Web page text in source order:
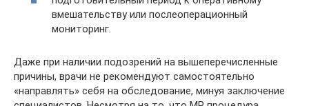
вмешательству или послеоперационный
мониторинг.
Даже при наличии подозрений на вышеперечисленные
причины, врачи не рекомендуют самостоятельно
«направлять» себя на обследование, минуя заключение